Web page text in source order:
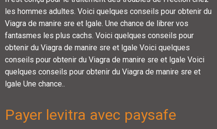
les hommes adultes. Voici quelques conseils pour obtenir du
Viagra de manire sre et lgale. Une chance de librer vos
fantasmes les plus cachs. Voici quelques conseils pour
obtenir du Viagra de manire sre et lgale Voici quelques
conseils pour obtenir du Viagra de manire sre et lgale Voici
quelques conseils pour obtenir du Viagra de manire sre et
lgale Une chance..
Payer levitra avec paysafe